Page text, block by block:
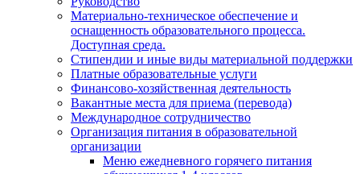
Материально-техническое обеспечение и
оснащенность образовательного процесса.
Доступная среда.
Стипендии и иные виды материальной поддержки
Платные образовательные услуги
Финансово-хозяйственная деятельность
Вакантные места для приема (перевода)
Международное сотрудничество
Организация питания в образовательной
организации
Меню ежедневного горячего питания